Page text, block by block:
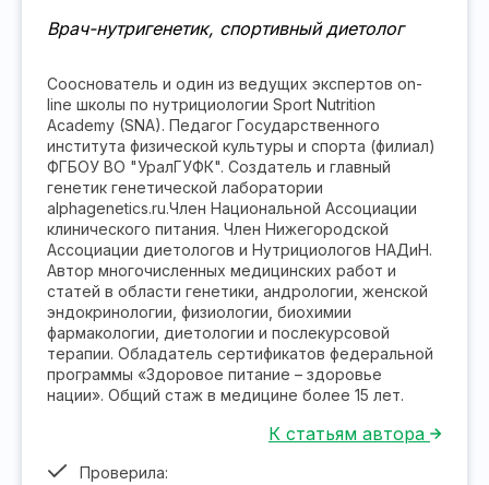
Врач-нутригенетик, спортивный диетолог
Сооснователь и один из ведущих экспертов on-
line школы по нутрициологии Sport Nutrition
Academy (SNA). Педагог Государственного
института физической культуры и спорта (филиал)
ФГБОУ ВО "УралГУФК". Создатель и главный
генетик генетической лаборатории
alphagenetics.ru.Член Национальной Ассоциации
клинического питания. Член Нижегородской
Ассоциации диетологов и Нутрициологов НАДиН.
Автор многочисленных медицинских работ и
статей в области генетики, андрологии, женской
эндокринологии, физиологии, биохимии
фармакологии, диетологии и послекурсовой
терапии. Обладатель сертификатов федеральной
программы «Здоровое питание – здоровье
нации». Общий стаж в медицине более 15 лет.
К статьям автора
Проверила: